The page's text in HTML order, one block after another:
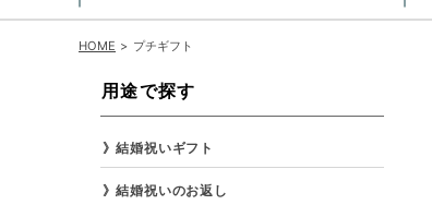
HOME プチギフト
用途で探す
結婚祝いギフト
結婚祝いのお返し